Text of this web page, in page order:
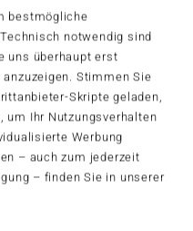
bestmögliche
notwendig sind
uns überhaupt erst
Stimmen Sie
Skripte geladen,
um Ihr Nutzungsverhalten
Werbung
– auch zum jederzeit
– finden Sie in unserer
sichern
Trends und aktuellen
sichern Sie sich einen